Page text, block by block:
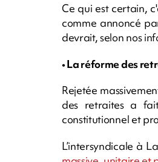
Ce qui est certain,
comme annoncé
devrait, selon nos
• La réforme des
Rejetée
des retraites a
constitutionnel et
L’intersyndicale à